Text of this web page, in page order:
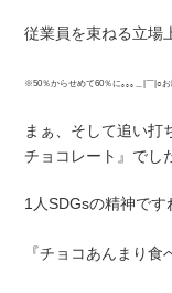
従業員を束ねる立場
※50％からせめて60％に｡｡｡＿|￣|○
まぁ、そして追い打
チョコレート』でし
1人SDGsの精神です
『チョコあんまり食